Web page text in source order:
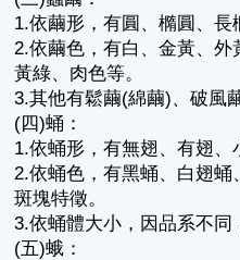
1.依繭形，有圓、橢圓、長
2.依繭色，有白、金黃、外
黃綠、肉色等。
3.其他有鬆繭(綿繭)、破風
(四)蛹：
1.依蛹形，有無翅、有翅、
2.依蛹色，有黑蛹、白翅
斑塊特徵。
3.依蛹體大小，因品系不同
(五)蛾：